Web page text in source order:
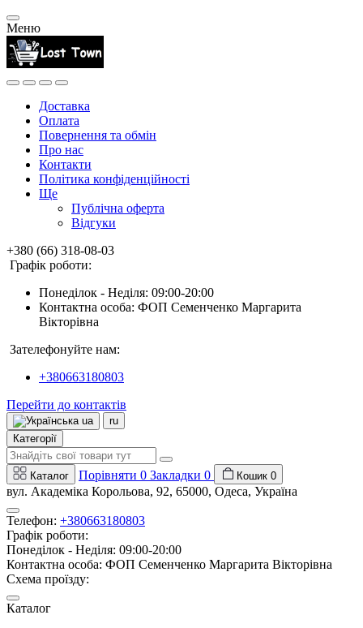
Меню
Доставка
Оплата
Повернення та обмін
Про нас
Контакти
Політика конфіденційності
Ще
Публічна оферта
Відгуки
+380 (66) 318-08-03
Графік роботи:
Понеділок - Неділя: 09:00-20:00
Контактна особа: ФОП Семенченко Маргарита
Вікторівна
Зателефонуйте нам:
+380663180803
Перейти до контактів
ua
ru
Категорії
Каталог Порівняти 0 Закладки 0 Кошик 0
вул. Академіка Корольова, 92, 65000, Одеса, Україна
Телефон: +380663180803
Графік роботи:
Понеділок - Неділя: 09:00-20:00
Контактна особа: ФОП Семенченко Маргарита Вікторівна
Схема проїзду:
Каталог